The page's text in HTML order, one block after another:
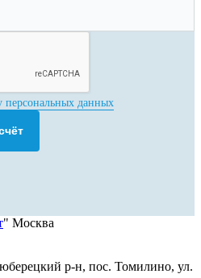
персональных данных
" Москва
р-н, пос. Томилино, ул.